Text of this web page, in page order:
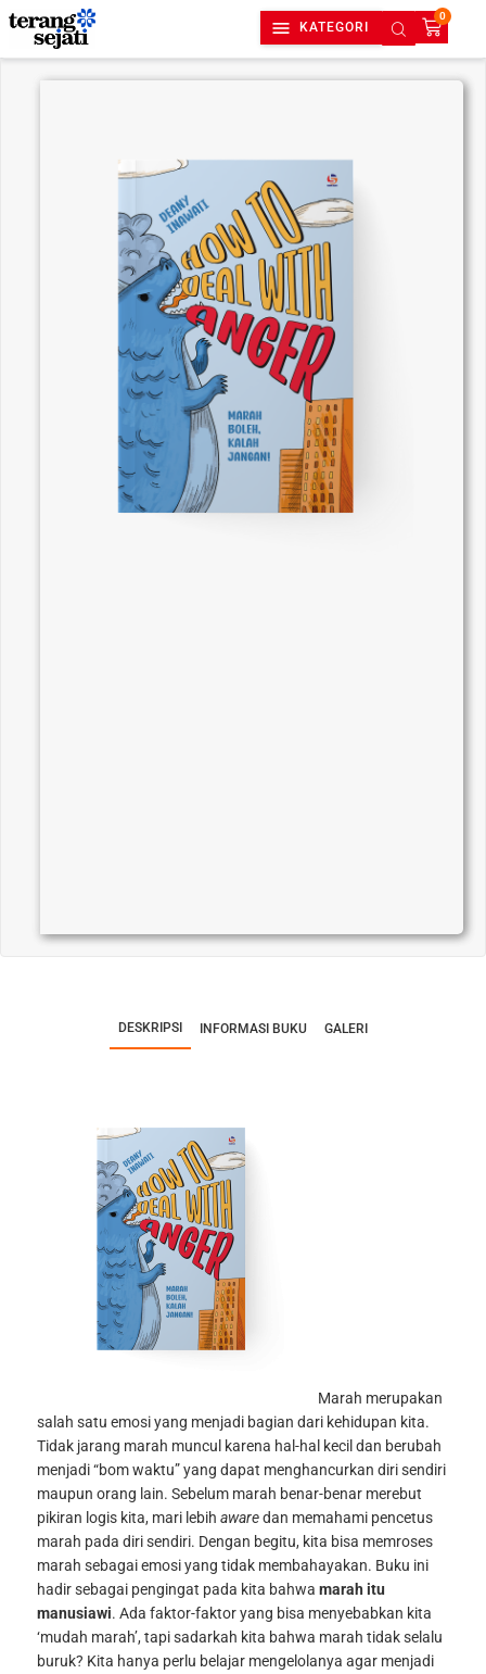
KATEGORI
0
DESKRIPSI INFORMASI BUKU GALERI
Marah merupakan
salah satu emosi yang menjadi bagian dari kehidupan kita.
Tidak jarang marah muncul karena hal-hal kecil dan berubah
menjadi “bom waktu” yang dapat menghancurkan diri sendiri
maupun orang lain. Sebelum marah benar-benar merebut
pikiran logis kita, mari lebih awaredan memahami pencetus
marah pada diri sendiri. Dengan begitu, kita bisa memroses
marah sebagai emosi yang tidak membahayakan. Buku ini
hadir sebagai pengingat pada kita bahwa marah itu
manusiawi. Ada faktor-faktor yang bisa menyebabkan kita
‘mudah marah’, tapi sadarkah kita bahwa marah tidak selalu
buruk? Kita hanya perlu belajar mengelolanya agar menjadi